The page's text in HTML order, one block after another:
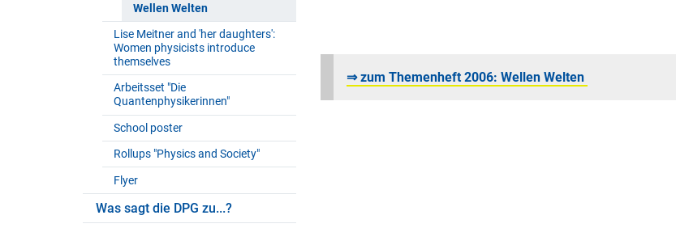
Wellen Welten
Lise Meitner and 'her daughters':
Women physicists introduce
themselves
Arbeitsset "Die
Quantenphysikerinnen"
School poster
Rollups "Physics and Society"
Flyer
Was sagt die DPG zu...?
⇒zum Themenheft 2006: Wellen Welten